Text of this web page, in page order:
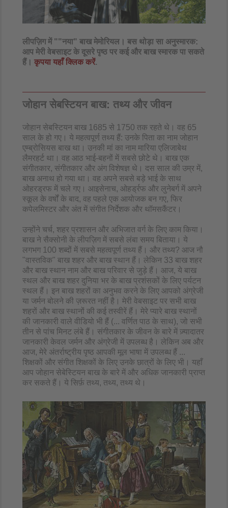
लीपज़िग में ""नया" बाख मेमोरियल। बस थोड़ा सा अनुस्मारक:
आप मेरी वेबसाइट के दूसरे पृष्ठ पर कई और बाख स्मारक पा सकते
हैं। कृपया यहाँ क्लिक करें.​
जोहान सेबस्टियन बाख: तथ्य और जीवन
जोहान सेबस्टियन बाख 1685 से 1750 तक रहते थे। वह 65
साल के हो गए। ये महत्वपूर्ण तथ्य हैं: उनके पिता का नाम जोहान
एम्ब्रोसियस बाख था। उनकी मां का नाम मारिया एलिजाबेथ
लैमरहर्ट था। वह आठ भाई-बहनों में सबसे छोटे थे। बाख एक
संगीतकार, संगीतकार और अंग विशेषज्ञ थे। दस साल की उम्र में,
बाख अनाथ हो गया था। वह अपने सबसे बड़े भाई के साथ
ओहरड्रफ में चले गए। आइसेनाच, ओहर्ड्रफ और लुनेबर्ग में अपने
स्कूल के वर्षों के बाद, वह पहले एक आयोजक बन गए, फिर
कपेलमिस्टर और अंत में संगीत निर्देशक और थॉमसकैंटर।
उन्होंने चर्च, शहर प्रशासन और अभिजात वर्ग के लिए काम किया।
बाख ने सैक्सोनी के लीपज़िग में सबसे लंबा समय बिताया। ये
लगभग 100 शब्दों में सबसे महत्वपूर्ण तथ्य हैं। और तथ्य? आज नौ
"वास्तविक" बाख शहर और बाख स्थान हैं। लेकिन 33 बाख शहर
और बाख स्थान नाम और बाख परिवार से जुड़े हैं। आज, ये बाख
स्थल और बाख शहर दुनिया भर के बाख प्रशंसकों के लिए पर्यटन
स्थल हैं। इन बाख शहरों का अनुभव करने के लिए आपको अंग्रेजी
या जर्मन बोलने की ज़रूरत नहीं है। मेरी वेबसाइट पर सभी बाख
शहरों और बाख स्थानों की कई तस्वीरें हैं। मेरे प्यारे बाख स्थानों
की जानकारी वाले वीडियो भी हैं (... वर्णित पाठ के साथ), जो सभी
तीन से पांच मिनट लंबे हैं। संगीतकार के जीवन के बारे में ज़्यादातर
जानकारी केवल जर्मन और अंग्रेजी में उपलब्ध है। लेकिन अब और
आज, मेरे अंतर्राष्ट्रीय पृष्ठ आपकी मूल भाषा में उपलब्ध हैं ...
शिक्षकों और संगीत शिक्षकों के लिए उनके छात्रों के लिए भी। यहाँ
आप जोहान सेबेस्टियन बाख के बारे में और अधिक जानकारी प्राप्त
कर सकते हैं। ये सिर्फ़ तथ्य, तथ्य, तथ्य थे।